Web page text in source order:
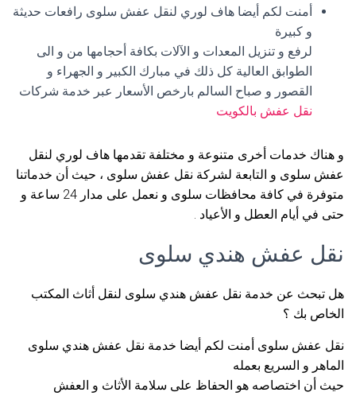
أمنت لكم أيضا هاف لوري لنقل عفش سلوى رافعات حديثة
و كبيرة
لرفع و تنزيل المعدات و الآلات بكافة أحجامها من و الى
الطوابق العالية كل ذلك في مبارك الكبير و الجهراء و
القصور و صباح السالم بارخص الأسعار عبر خدمة شركات
نقل عفش بالكويت
و هناك خدمات أخرى متنوعة و مختلفة تقدمها هاف لوري لنقل
عفش سلوى و التابعة لشركة نقل عفش سلوى ، حيث أن خدماتنا
متوفرة في كافة محافظات سلوى و نعمل على مدار 24 ساعة و
حتى في أيام العطل و الأعياد .
نقل عفش هندي سلوى
هل تبحث عن خدمة نقل عفش هندي سلوى لنقل أثاث المكتب
الخاص بك ؟
نقل عفش سلوى أمنت لكم أيضا خدمة نقل عفش هندي سلوى
الماهر و السريع بعمله
حيث أن اختصاصه هو الحفاظ على سلامة الأثاث و العفش